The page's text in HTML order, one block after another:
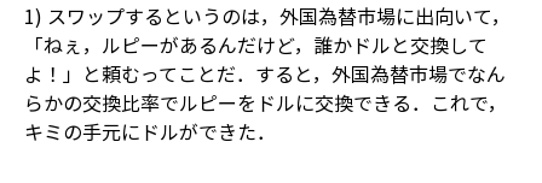
1) スワップするというのは，外国為替市場に出向いて，
「ねぇ，ルピーがあるんだけど，誰かドルと交換して
よ！」と頼むってことだ．すると，外国為替市場でなん
らかの交換比率でルピーをドルに交換できる．これで，
キミの手元にドルができた．